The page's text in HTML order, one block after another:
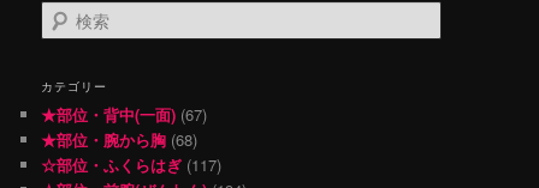
検
索
カテゴリー
★部位・背中(一面) (67)
★部位・腕から胸 (68)
☆部位・ふくらはぎ (117)